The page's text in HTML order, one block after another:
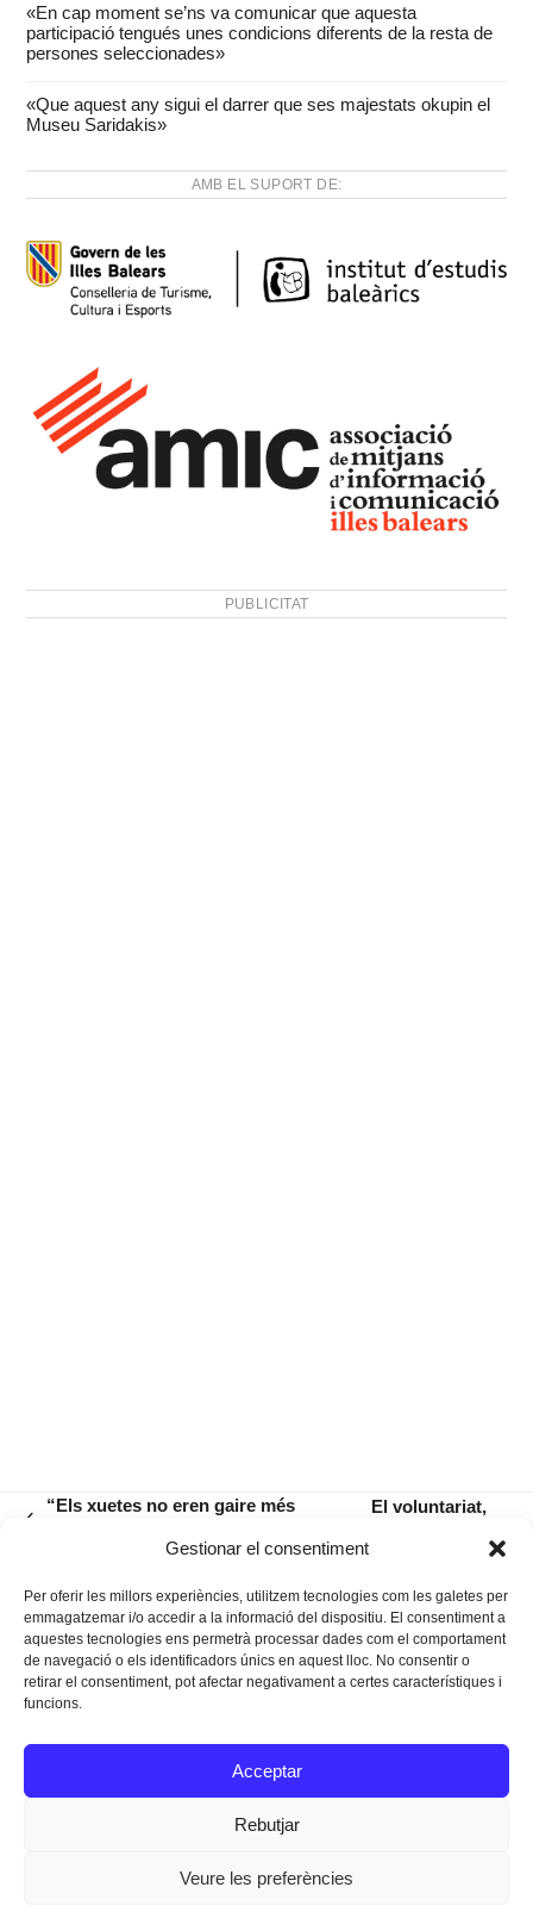
Gestionar el consentiment
Per oferir les millors experiències, utilitzem tecnologies com les galetes per
emmagatzemar i/o accedir a la informació del dispositiu. El consentiment a
aquestes tecnologies ens permetrà processar dades com el comportament
de navegació o els identificadors únics en aquest lloc. No consentir o
retirar el consentiment, pot afectar negativament a certes característiques i
funcions.
Acceptar
Rebutjar
Veure les preferències
«En cap moment se’ns va comunicar que aquesta
participació tengués unes condicions diferents de la resta de
persones seleccionades»
«Que aquest any sigui el darrer que ses majestats okupin el
Museu Saridakis»
AMB EL SUPORT DE:
PUBLICITAT
“Els xuetes no eren gaire més
next
El voluntariat,
Instagram
Facebook
Twitter
Texts Legals